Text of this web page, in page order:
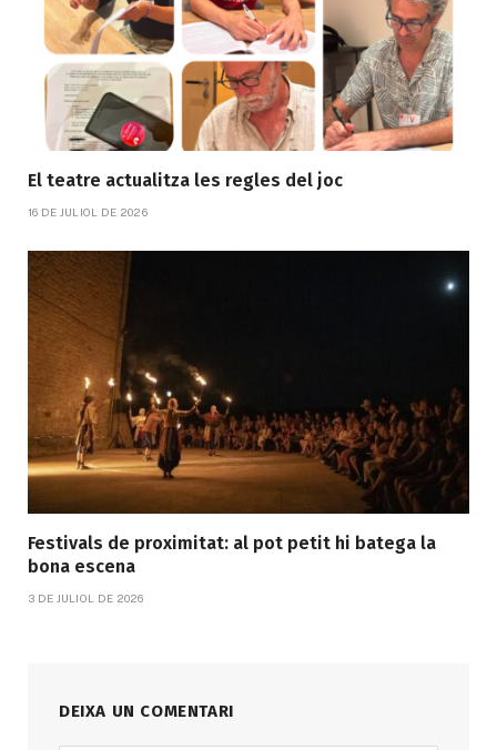
El teatre actualitza les regles del joc
16 DE JULIOL DE 2026
Festivals de proximitat: al pot petit hi batega la
bona escena
3 DE JULIOL DE 2026
DEIXA UN COMENTARI